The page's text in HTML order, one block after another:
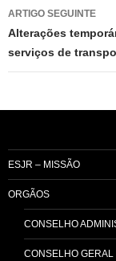
ARTIGO SEGUINTE
Alterações
serviços de
ESJR – MISSÃO
ORGÃOS
CONSELHO
CONSELHO GERAL